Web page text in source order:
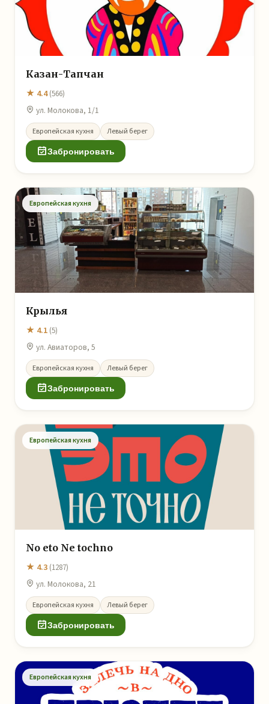
Казан-Тапчан
★ 4.4(566)
ул. Молокова, 1/1
Европейская кухня Левый берег
Забронировать
Европейская кухня
Крылья
★ 4.1 (5)
ул. Авиаторов, 5
Европейская кухня Левый берег
Забронировать
Европейская кухня
No eto Ne tochno
★ 4.3 (1287)
ул. Молокова, 21
Европейская кухня Левый берег
Забронировать
Европейская кухня